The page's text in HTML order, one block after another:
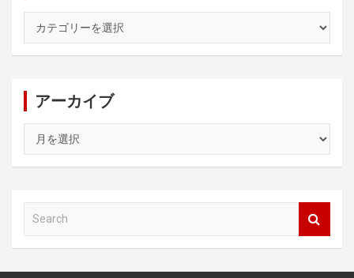
ゴ
アーカイブ
カ